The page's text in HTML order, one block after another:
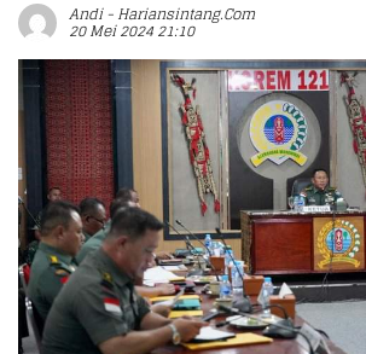
Andi - Hariansintang.com
20 Mei 2024 21:10